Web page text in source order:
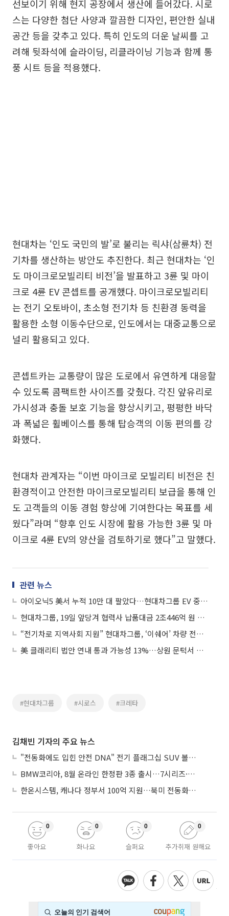
선보이기 위해 현지 공장에서 생산에 들어갔다. 시로
스는 다양한 첨단 사양과 깔끔한 디자인, 편안한 실내
공간 등을 갖추고 있다. 특히 인도의 더운 날씨를 고
려해 뒷좌석에 슬라이딩, 리클라이닝 기능과 함께 통
풍 시트 등을 적용했다.
현대차는 ‘인도 국민의 발’로 불리는 릭샤(삼륜차) 전
기차를 생산하는 방안도 추진한다. 최근 현대차는 ‘인
도 마이크로모빌리티 비전’을 발표하고 3륜 및 마이
크로 4륜 EV 콘셉트를 공개했다. 마이크로모빌리티
는 전기 오토바이, 초소형 전기차 등 친환경 동력을
활용한 소형 이동수단으로, 인도에서는 대중교통으로
널리 활용되고 있다.
콘셉트카는 교통량이 많은 도로에서 유연하게 대응할
수 있도록 콤팩트한 사이즈를 갖췄다. 각진 앞유리로
가시성과 충돌 보호 기능을 향상시키고, 평평한 바닥
과 폭넓은 휠베이스를 통해 탑승객의 이동 편의를 강
화했다.
현대차 관계자는 “이번 마이크로 모빌리티 비전은 친
환경적이고 안전한 마이크로모빌리티 보급을 통해 인
도 고객들의 이동 경험 향상에 기여한다는 목표를 세
웠다”라며 “향후 인도 시장에 활용 가능한 3륜 및 마
이크로 4륜 EV의 양산을 검토하기로 했다”고 말했다.
관련 뉴스
아이오닉5 美서 누적 10만 대 팔았다…현대차그룹 EV 중 최초
현대차그룹, 19일 앞당겨 협력사 납품대금 2조446억 원 조기 지급
“전기차로 지역사회 지원” 현대차그룹, ‘이쉐어’ 차량 전달식 개최
美 클래리티 법안 연내 통과 가능성 13%…상원 문턱서 제동
#현대차그룹 #시로스 #크레타
김채빈 기자의 주요 뉴스
"전동화에도 입힌 안전 DNA" 전기 플래그십 SUV 볼보 'EX90'
BMW코리아, 8월 온라인 한정판 3종 출시…7시리즈·X7·M340i 투어링
한온시스템, 캐나다 정부서 100억 지원…북미 전동화 시장 가속
좋아요
0
화나요
0
슬퍼요
0
추가취재 원해요
0